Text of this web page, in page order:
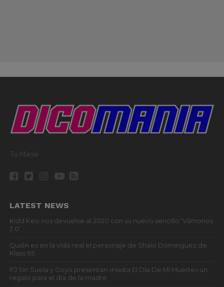
Tu Mania
LATEST NEWS
Kidd Keo nos devuelve al 2020 con su nuevo sencillo ‘Vámonos
2.0’
Quién es en la vida real el personaje de Shaio Dominguez de
Klass 95
PJ Sin Suela y Goyo presentan «Hasta El Día De Mi Muerte» un
regalo para el día de la madre